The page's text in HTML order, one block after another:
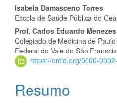
Conteúdo
do
artigo
principal
Isabela Damasceno Torres
Escola de Saúde Pública do
Prof. Carlos Eduardo
Colegiado de Medicina de
Federal do Vale do São
https://orcid.org/0000-
Resumo